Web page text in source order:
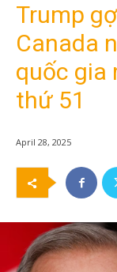
Trump
Canada
quốc gia
thứ 51
April 28, 2025